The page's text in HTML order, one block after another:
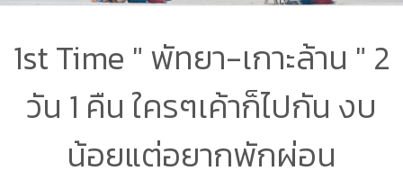
1st Time " พัทยา-เกาะล้าน " 2
วัน 1 คืน ใครๆเค้าก็ไปกัน งบ
น้อยแต่อยากพักผ่อน